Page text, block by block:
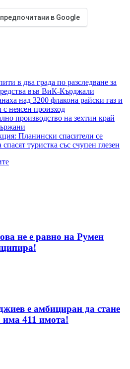
в Google
в два града по разследване за
във ВиК-Кърджали
над 3200 флакона райски газ и
неясен произход
производство на зехтин край
Планински спасители се
туристка със счупен глезен
не е равно на Румен
е амбициран да стане
има 411 имота!